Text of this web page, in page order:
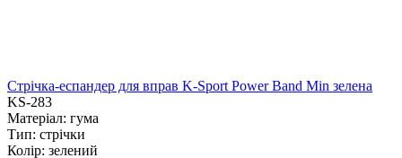
Стрічка-еспандер для вправ K-Sport Power Band Min зелена
KS-283
Матеріал: гума
Тип: стрічки
Колір: зелений